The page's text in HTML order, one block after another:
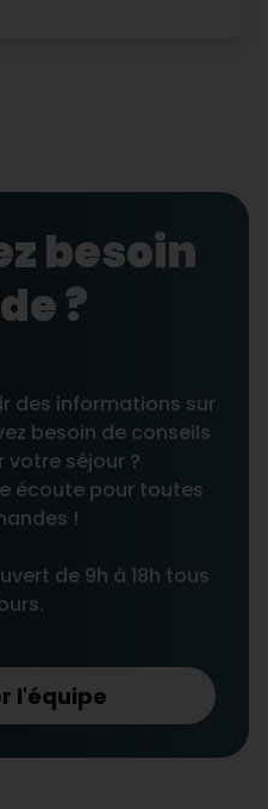
besoin
?
des informations sur
besoin de conseils
votre séjour ?
écoute pour toutes
!
de 9h à 18h tous
l'équipe